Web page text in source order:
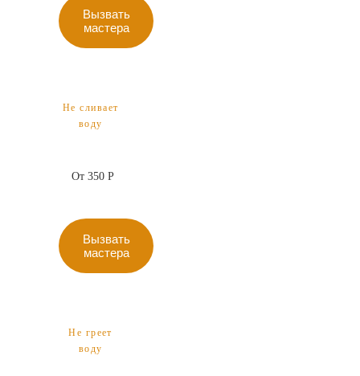
Вызвать
мастера
Не сливает
воду
От 350 Р
Вызвать
мастера
Не греет
воду